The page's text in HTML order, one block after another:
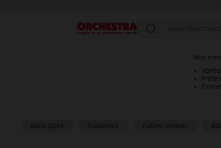
Menu
Nos